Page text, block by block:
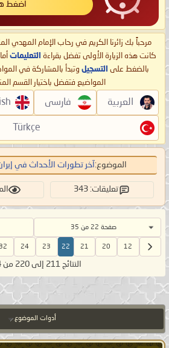
اضغط
مرحباً بك زائرنا الكريم في رحاب الإمام المهدي
كانت هذه الزيارة الأولى تفضل بقراءة التعليمات
بالضغط على التسجيل وتبدأ بالمشاركة في
المواضيع فتفضل باختيار القسم
العربية فارسی
Türkçe
الموضوع: آخر تطورات الأحداث في
تعليقات: 343
صفحة 22 من 35
12
20
21
22
23
24
32
النتائج 211 إلى 220 من 344
أدوات الموضوع